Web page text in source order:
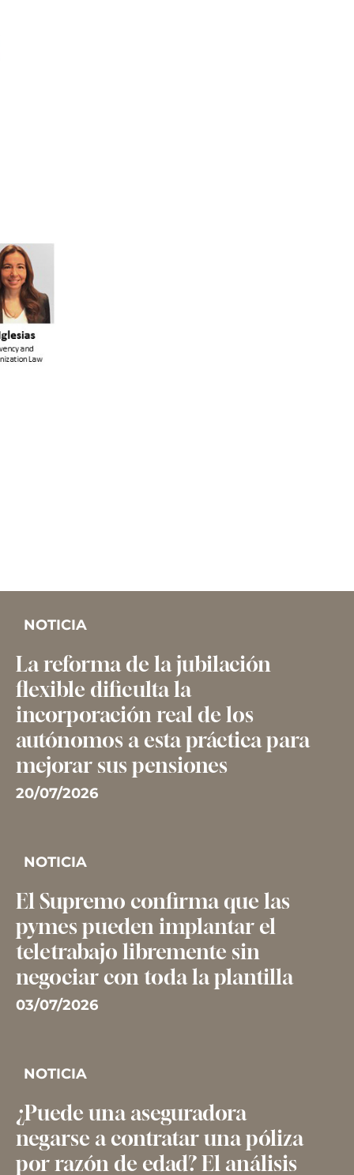
NOTICIA
La reforma de la jubilación
flexible dificulta la
incorporación real de los
autónomos a esta práctica para
mejorar sus pensiones
20/07/2026
NOTICIA
El Supremo confirma que las
pymes pueden implantar el
teletrabajo libremente sin
negociar con toda la plantilla
03/07/2026
NOTICIA
¿Puede una aseguradora
negarse a contratar una póliza
por razón de edad? El análisis